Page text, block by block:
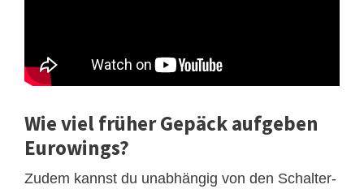
Wie viel früher Gepäck aufgeben
Eurowings?
Zudem kannst du unabhängig von den Schalter-